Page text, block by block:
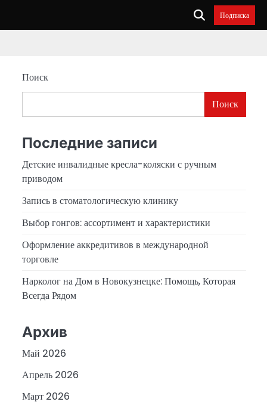
Подписка
Поиск
Поиск
Последние записи
Детские инвалидные кресла-коляски с ручным
приводом
Запись в стоматологическую клинику
Выбор гонгов: ассортимент и характеристики
Оформление аккредитивов в международной
торговле
Нарколог на Дом в Новокузнецке: Помощь, Которая
Всегда Рядом
Архив
Май 2026
Апрель 2026
Март 2026